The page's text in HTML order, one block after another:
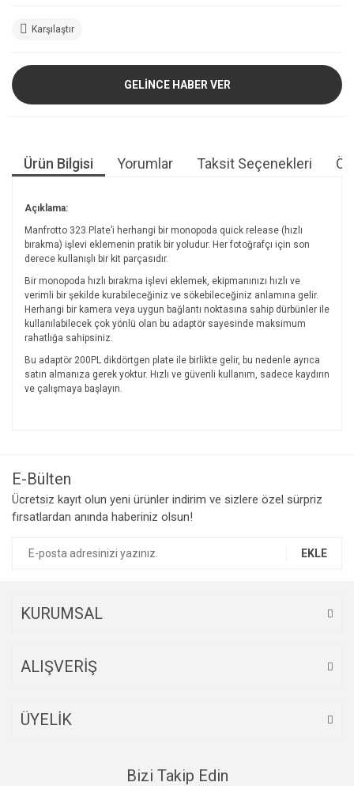
Karşılaştır
GELİNCE HABER VER
Ürün Bilgisi Yorumlar Taksit Seçenekleri
Açıklama:
Manfrotto 323 Plate’i herhangi bir monopoda quick release (hızlı
bırakma) işlevi eklemenin pratik bir yoludur. Her fotoğrafçı için son
derece kullanışlı bir kit parçasıdır.
Bir monopoda hızlı bırakma işlevi eklemek, ekipmanınızı hızlı ve
verimli bir şekilde kurabileceğiniz ve sökebileceğiniz anlamına gelir.
Herhangi bir kamera veya uygun bağlantı noktasına sahip dürbünler ile
kullanılabilecek çok yönlü olan bu adaptör sayesinde maksimum
rahatlığa sahipsiniz.
Bu adaptör 200PL dikdörtgen plate ile birlikte gelir, bu nedenle ayrıca
satın almanıza gerek yoktur. Hızlı ve güvenli kullanım, sadece kaydırın
ve çalışmaya başlayın.
Ürün resmi kalitesiz, bozuk veya görüntülenemiyor.
Ürün açıklamasında eksik bilgiler bulunuyor.
E-Bülten
Ücretsiz kayıt olun yeni ürünler indirim ve sizlere özel sürpriz
fırsatlardan anında haberiniz olsun!
EKLE
KURUMSAL
ALIŞVERİŞ
ÜYELİK
Bizi Takip Edin